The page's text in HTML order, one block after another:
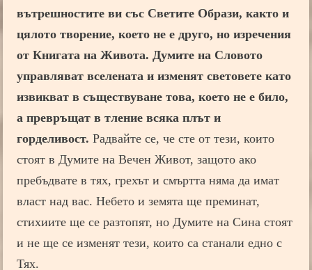
вътрешностите ви със Светите Образи, както и
цялото творение, което не е друго, но изречения
от Книгата на Живота. Думите на Словото
управляват вселената и изменят световете като
извикват в съществуване това, което не е било,
а превръщат в тление всяка плът и
горделивост. Радвайте се, че сте от тези, които
стоят в Думите на Вечен Живот, защото ако
пребъдвате в тях, грехът и смъртта няма да имат
власт над вас. Небето и земята ще преминат,
стихиите ще се разтопят, но Думите на Сина стоят
и не ще се изменят тези, които са станали едно с
Тях.